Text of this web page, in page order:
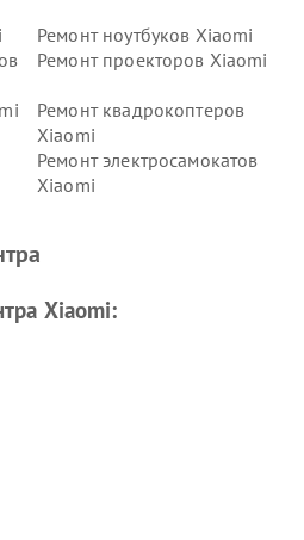
Ремонт ноутбуков Xiaomi
Ремонт проекторов Xiaomi
Ремонт квадрокоптеров
Xiaomi
Ремонт электросамокатов
Xiaomi
Ремонт смарт-часов Xiaomi
Xiaomi: